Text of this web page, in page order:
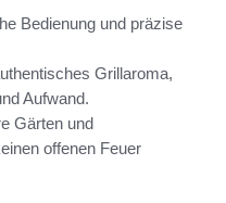
Bedienung und präzise
Grillaroma,
Aufwand.
Gärten und
offenen Feuer